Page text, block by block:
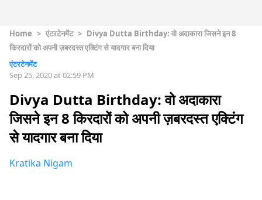
Home > एंटरटेनमेंट > Divya Dutta Birthday: वो अदाकारा जिसने इन 8
किरदारों को अपनी ज़बरदस्त एक्टिंग से यादगार बना दिया
एंटरटेनमेंट
Sep 25, 2020 at 02:59 PM
Divya Dutta Birthday: वो अदाकारा
जिसने इन 8 किरदारों को अपनी ज़बरदस्त एक्टिंग
से यादगार बना दिया
Kratika Nigam